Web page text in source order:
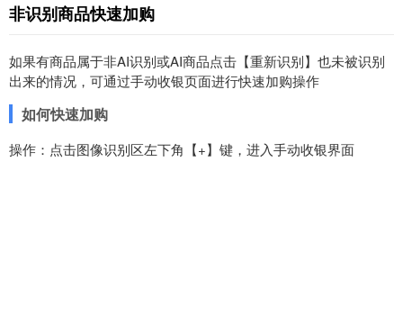
非识别商品快速加购
如果有商品属于非AI识别或AI商品点击【重新识别】也未被识别
出来的情况，可通过手动收银页面进行快速加购操作
如何快速加购
操作：点击图像识别区左下角【+】键，进入手动收银界面